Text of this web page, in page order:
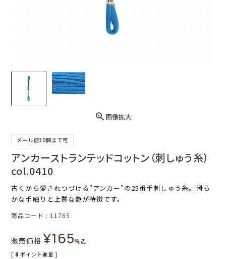
画像拡大
メール便30個まで可
アンカーストランテッドコットン（刺しゅう糸）
col.0410
古くから愛されつづける"アンカー"の25番手刺しゅう糸。滑ら
かな手触りと上質な艶が特徴です。
商品コード 11765
販売価格 ¥165税込
[ 8 ポイント進呈 ]